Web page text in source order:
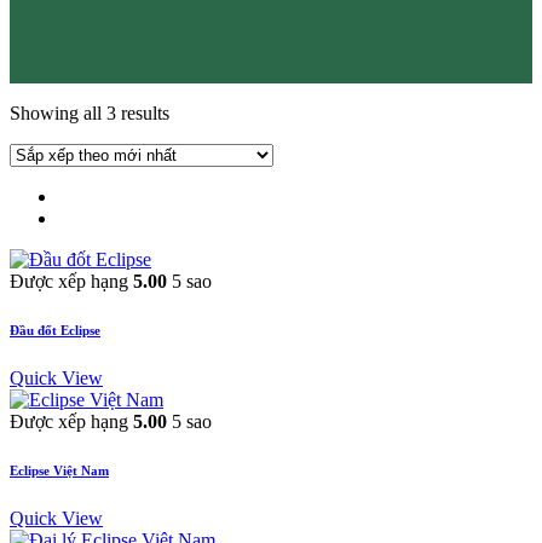
Showing all 3 results
Được xếp hạng 5.00 5 sao
Đầu đốt Eclipse
Quick View
Được xếp hạng 5.00 5 sao
Eclipse Việt Nam
Quick View